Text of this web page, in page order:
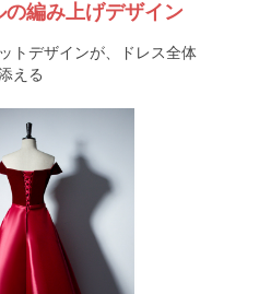
編み上げデザイン
トデザインが、ドレス全体
える